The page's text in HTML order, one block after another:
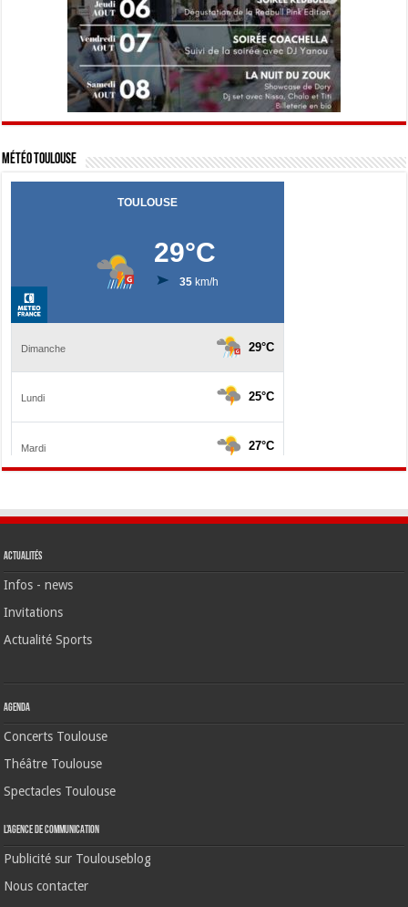
Météo Toulouse
Actualités
Infos - news
Invitations
Actualité Sports
Agenda
Concerts Toulouse
Théâtre Toulouse
Spectacles Toulouse
L’agence de communication
Publicité sur Toulouseblog
Nous contacter